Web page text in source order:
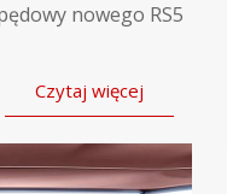
nowego RS5
Czytaj więcej